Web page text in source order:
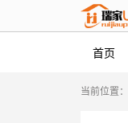
首页
当前位置：